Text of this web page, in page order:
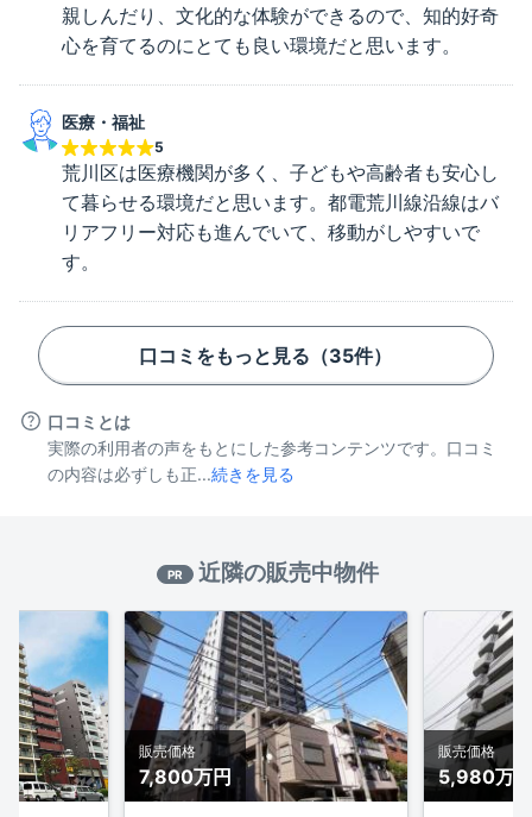
親しんだり、文化的な体験ができるので、知的好奇
心を育てるのにとても良い環境だと思います。
医療・福祉
5
荒川区は医療機関が多く、子どもや高齢者も安心し
て暮らせる環境だと思います。都電荒川線沿線はバ
リアフリー対応も進んでいて、移動がしやすいで
す。
口コミをもっと見る（35件）
口コミとは
実際の利用者の声をもとにした参考コンテンツです。口コミ
の内容は必ずしも正...続きを見る
PR 近隣の販売中物件
販売価格
7,800万円
販売価格
5,980万